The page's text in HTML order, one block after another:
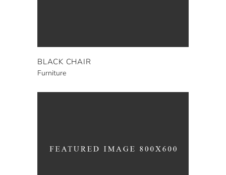
BLACK CHAIR
Furniture